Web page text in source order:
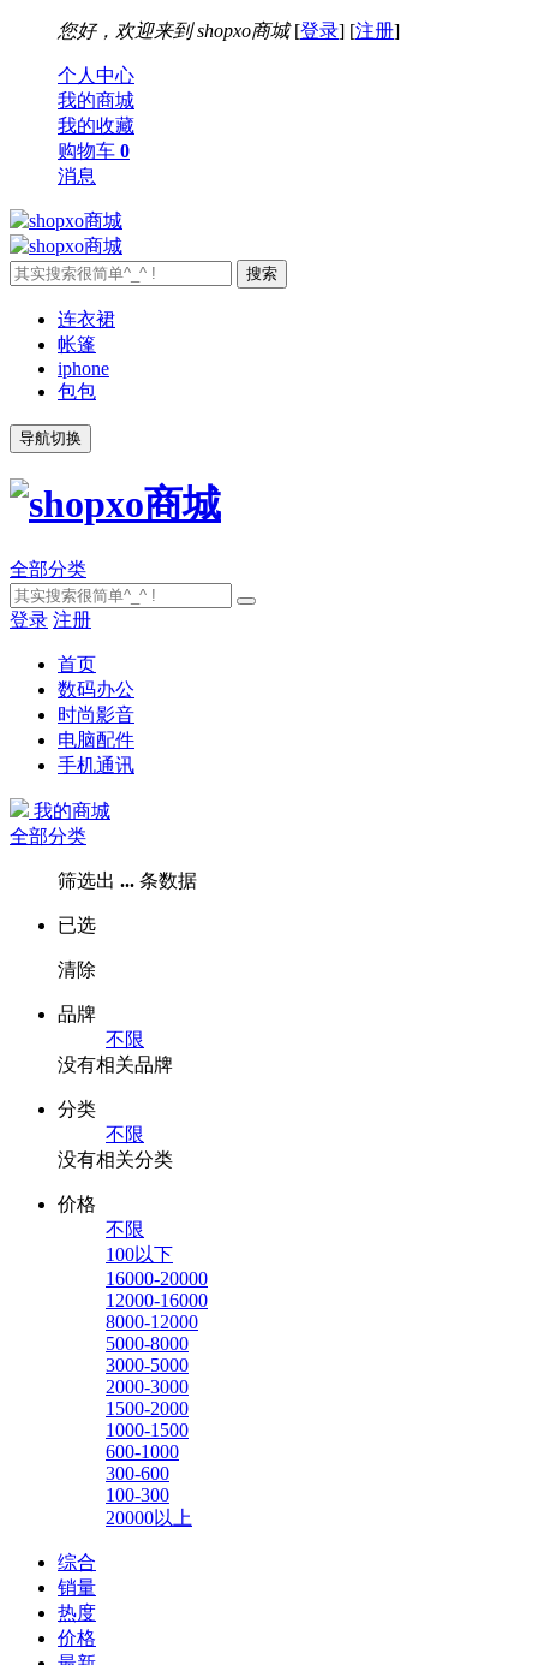
您好，欢迎来到 shopxo商城[登录] [注册]
个人中心
我的商城
我的收藏
购物车 0
消息
连衣裙
帐篷
iphone
包包
导航切换
全部分类
登录 注册
首页
数码办公
时尚影音
电脑配件
手机通讯
我的商城
全部分类
筛选出 ... 条数据
已选
清除
品牌
不限
没有相关品牌
分类
不限
没有相关分类
价格
不限
100以下
16000-20000
12000-16000
8000-12000
5000-8000
3000-5000
2000-3000
1500-2000
1000-1500
600-1000
300-600
100-300
20000以上
综合
销量
热度
价格